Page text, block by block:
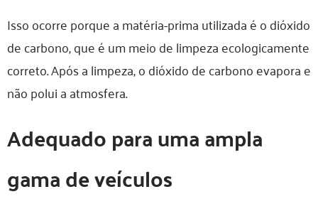
Isso ocorre porque a matéria-prima utilizada é o dióxido
de carbono, que é um meio de limpeza ecologicamente
correto. Após a limpeza, o dióxido de carbono evapora e
não polui a atmosfera.
Adequado para uma ampla
gama de veículos